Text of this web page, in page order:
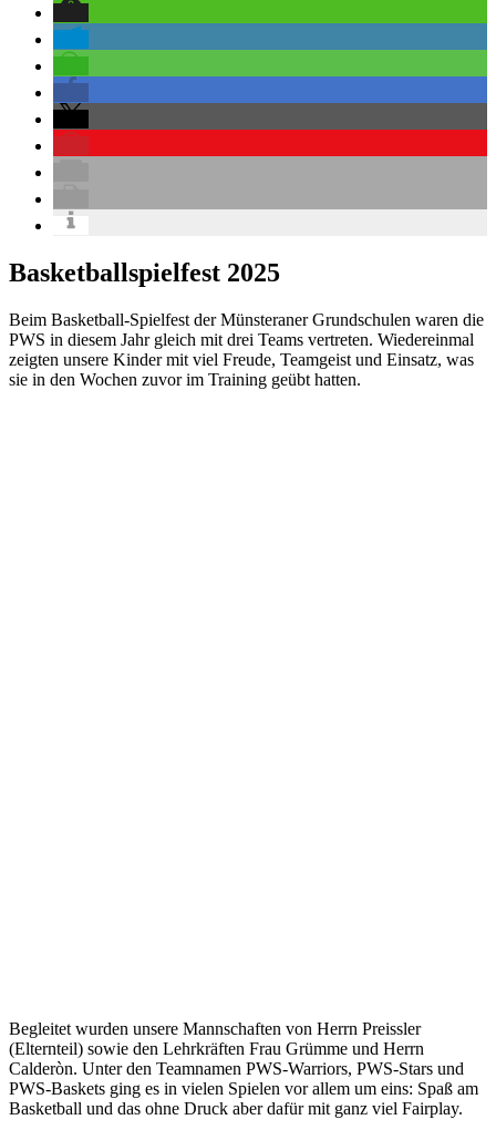
Basketballspielfest 2025
Beim Basketball-Spielfest der Münsteraner Grundschulen waren die
PWS in diesem Jahr gleich mit drei Teams vertreten. Wiedereinmal
zeigten unsere Kinder mit viel Freude, Teamgeist und Einsatz, was
sie in den Wochen zuvor im Training geübt hatten.
Begleitet wurden unsere Mannschaften von Herrn Preissler
(Elternteil) sowie den Lehrkräften Frau Grümme und Herrn
Calderòn. Unter den Teamnamen PWS-Warriors, PWS-Stars und
PWS-Baskets ging es in vielen Spielen vor allem um eins: Spaß am
Basketball und das ohne Druck aber dafür mit ganz viel Fairplay.